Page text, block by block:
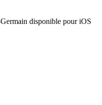
disponible pour iOS